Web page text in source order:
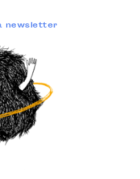
newsletter